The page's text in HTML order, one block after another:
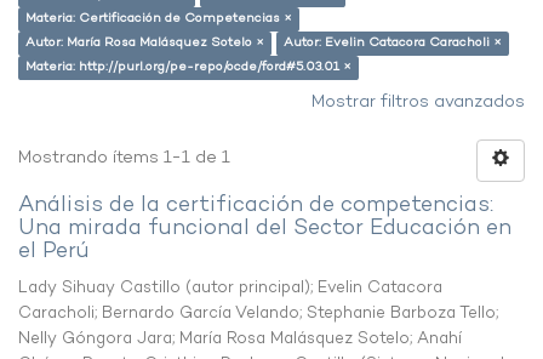
Materia: Certificación de Competencias ×
Autor: María Rosa Malásquez Sotelo ×
Autor: Evelin Catacora Caracholi ×
Materia: http://purl.org/pe-repo/ocde/ford#5.03.01 ×
Mostrar filtros avanzados
Mostrando ítems 1-1 de 1
Análisis de la certificación de competencias:
Una mirada funcional del Sector Educación en
el Perú
Lady Sihuay Castillo (autor principal); Evelin Catacora
Caracholi; Bernardo García Velando; Stephanie Barboza Tello;
Nelly Góngora Jara; María Rosa Malásquez Sotelo; Anahí